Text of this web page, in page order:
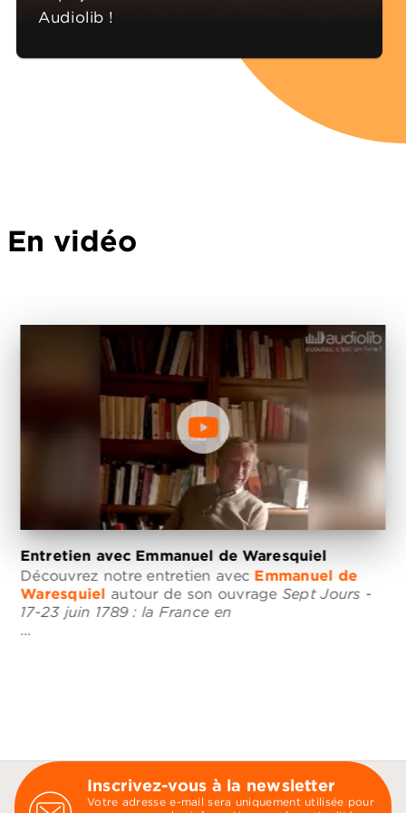
Audiolib !
En vidéo
Entretien avec Emmanuel de Waresquiel
Découvrez notre entretien avec Emmanuel de
Waresquiel autour de son ouvrageSept Jours -
17-23 juin 1789 : la France en
…
Inscrivez-vous à la newsletter
Votre adresse e-mail sera uniquement utilisée pour